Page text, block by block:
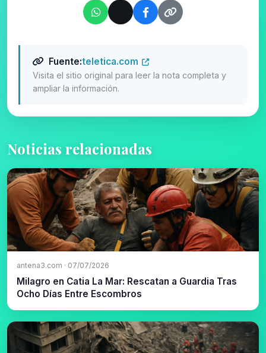
Fuente:teletica.com
Visita el sitio original para leer la nota completa y
ampliar la información.
Noticias relacionadas
antena3.com · 07/07/2026
Milagro en Catia La Mar: Rescatan a Guardia Tras
Ocho Días Entre Escombros